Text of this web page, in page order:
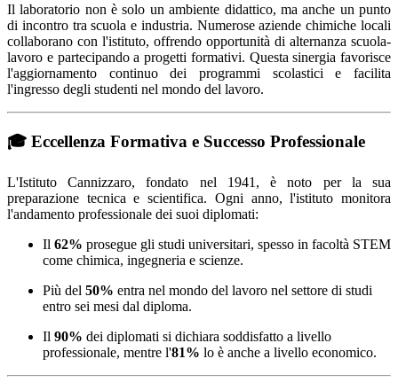
Il laboratorio non è solo un ambiente didattico, ma anche un punto
di incontro tra scuola e industria. Numerose aziende chimiche locali
collaborano con l'istituto, offrendo opportunità di alternanza scuola-
lavoro e partecipando a progetti formativi. Questa sinergia favorisce
l'aggiornamento continuo dei programmi scolastici e facilita
l'ingresso degli studenti nel mondo del lavoro.
🎓 Eccellenza Formativa e Successo Professionale
L'Istituto Cannizzaro, fondato nel 1941, è noto per la sua
preparazione tecnica e scientifica. Ogni anno, l'istituto monitora
l'andamento professionale dei suoi diplomati:
Il 62% prosegue gli studi universitari, spesso in facoltà STEM
come chimica, ingegneria e scienze.
Più del 50% entra nel mondo del lavoro nel settore di studi
entro sei mesi dal diploma.
Il 90% dei diplomati si dichiara soddisfatto a livello
professionale, mentre l'81% lo è anche a livello economico.